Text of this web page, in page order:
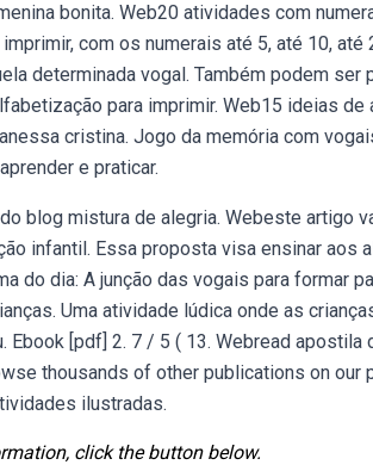
bonita. Web20 atividades com
com os numerais até 5, até 10, até
determinada vogal. Também podem ser
para imprimir. Web15 ideias de
cristina. Jogo da memória com
e praticar.
blog mistura de alegria. Webeste artigo
infantil. Essa proposta visa ensinar aos
do dia: A junção das vogais para formar
Uma atividade lúdica onde as
Ebook [pdf] 2. 7 / 5 ( 13. Webread
thousands of other publications on our
ilustradas.
click the button below.